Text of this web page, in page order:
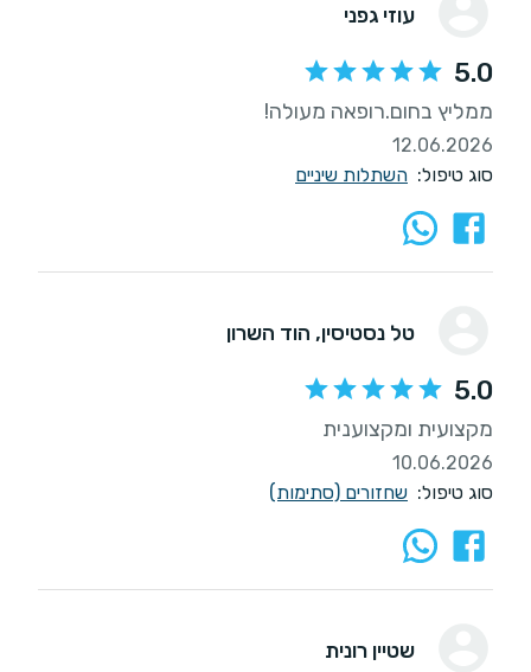
עוזי גפני
5.0
ממליץ בחום.רופאה מעולה!
12.06.2026
סוג טיפול: השתלות שיניים
טל נסטיסין, הוד השרון
5.0
מקצועית ומקצוענית
10.06.2026
סוג טיפול: שחזורים (סתימות)
שטיין רונית